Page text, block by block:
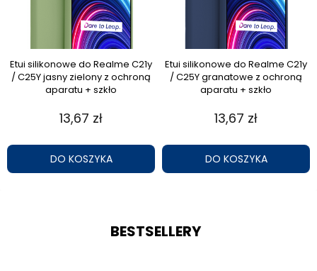
Etui silikonowe do Realme C21y
/ C25Y jasny zielony z ochroną
aparatu + szkło
13,67 zł
DO KOSZYKA
Etui silikonowe do Realme C21y
/ C25Y granatowe z ochroną
aparatu + szkło
13,67 zł
DO KOSZYKA
BESTSELLERY